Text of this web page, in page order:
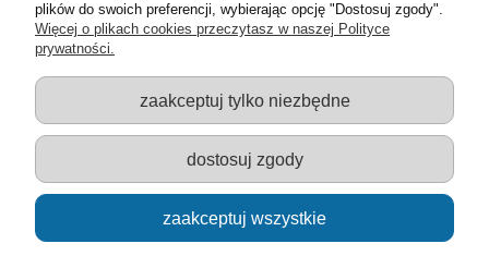
Moje konto
Informacje o sklepie
Sklep z zabawkami Łódź :: Hurownia zabawek :: Zabawki
edukacyjne :: Zestawy artystyczne :: Zabawki :: samochody Welly
:: Zabawkownia :: zabawki dla dzieci :: Lalki :: Klocki :: Artykuły
szkolne ::
plików do swoich preferencji, wybierając opcję "Dostosuj zgody".
Więcej o plikach cookies przeczytasz w naszej Polityce
prywatności.
zaakceptuj tylko niezbędne
dostosuj zgody
zaakceptuj wszystkie